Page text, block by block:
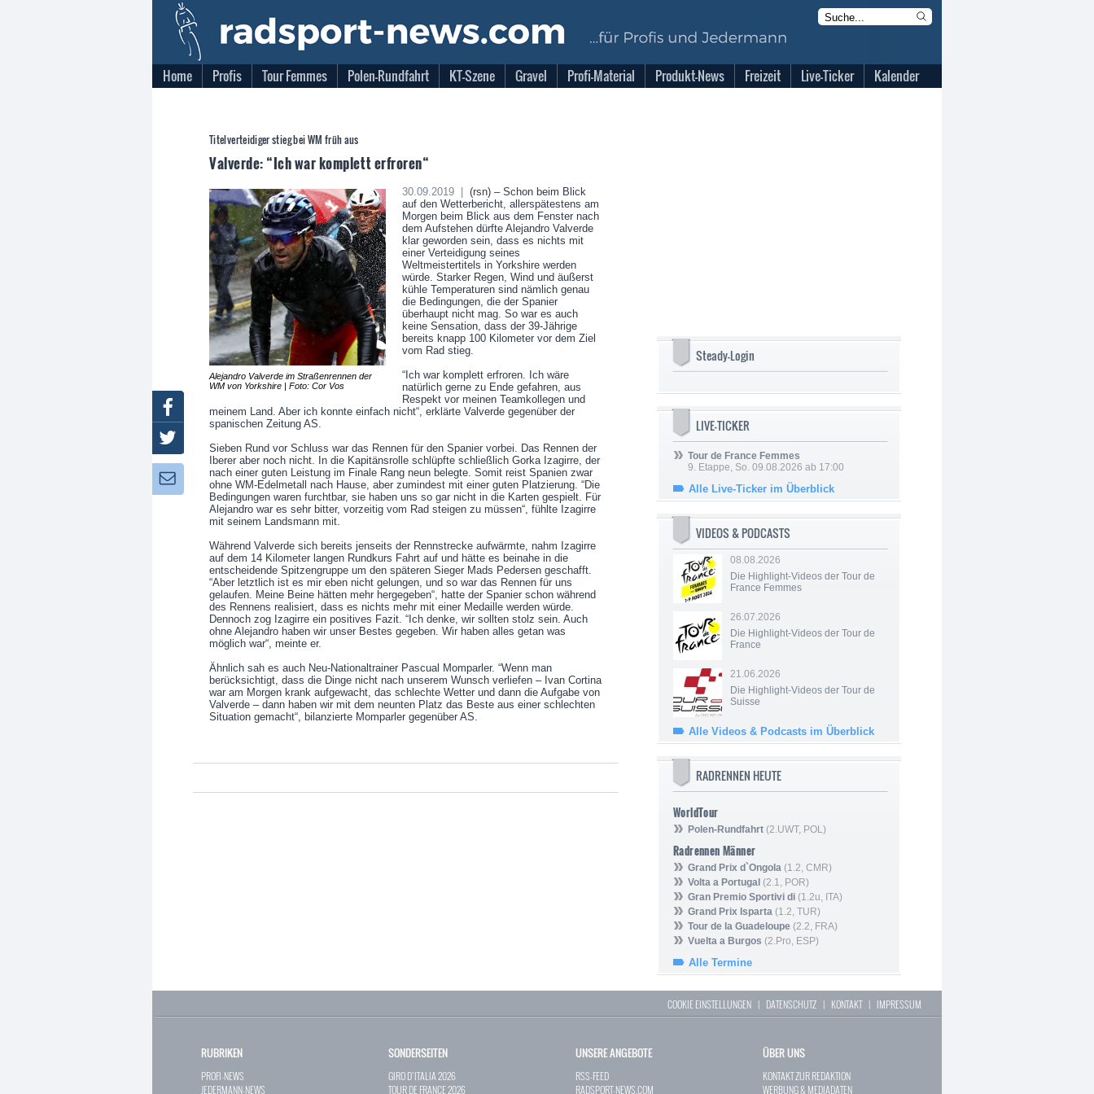
Home Profis Tour Femmes Polen-Rundfahrt KT-Szene Gravel Profi-Material Produkt-News Freizeit Live-Ticker Kalender
Titelverteidiger stieg bei WM früh aus
Valverde: “Ich war komplett erfroren“
Alejandro Valverde im Straßenrennen der
WM von Yorkshire | Foto: Cor Vos
30.09.2019 |
(rsn) – Schon beim Blick
auf den Wetterbericht, allerspätestens am
Morgen beim Blick aus dem Fenster nach
dem Aufstehen dürfte Alejandro Valverde
klar geworden sein, dass es nichts mit
einer Verteidigung seines
Weltmeistertitels in Yorkshire werden
würde. Starker Regen, Wind und äußerst
kühle Temperaturen sind nämlich genau
die Bedingungen, die der Spanier
überhaupt nicht mag. So war es auch
keine Sensation, dass der 39-Jährige
bereits knapp 100 Kilometer vor dem Ziel
vom Rad stieg.
“Ich war komplett erfroren. Ich wäre
natürlich gerne zu Ende gefahren, aus
Respekt vor meinen Teamkollegen und
meinem Land. Aber ich konnte einfach nicht“, erklärte Valverde gegenüber der
spanischen Zeitung AS.
Sieben Rund vor Schluss war das Rennen für den Spanier vorbei. Das Rennen der
Iberer aber noch nicht. In die Kapitänsrolle schlüpfte schließlich Gorka Izagirre, der
nach einer guten Leistung im Finale Rang neun belegte. Somit reist Spanien zwar
ohne WM-Edelmetall nach Hause, aber zumindest mit einer guten Platzierung. “Die
Bedingungen waren furchtbar, sie haben uns so gar nicht in die Karten gespielt. Für
Alejandro war es sehr bitter, vorzeitig vom Rad steigen zu müssen“, fühlte Izagirre
mit seinem Landsmann mit.
Während Valverde sich bereits jenseits der Rennstrecke aufwärmte, nahm Izagirre
auf dem 14 Kilometer langen Rundkurs Fahrt auf und hätte es beinahe in die
entscheidende Spitzengruppe um den späteren Sieger Mads Pedersen geschafft.
“Aber letztlich ist es mir eben nicht gelungen, und so war das Rennen für uns
gelaufen. Meine Beine hätten mehr hergegeben“, hatte der Spanier schon während
des Rennens realisiert, dass es nichts mehr mit einer Medaille werden würde.
Dennoch zog Izagirre ein positives Fazit. “Ich denke, wir sollten stolz sein. Auch
ohne Alejandro haben wir unser Bestes gegeben. Wir haben alles getan was
möglich war“, meinte er.
Ähnlich sah es auch Neu-Nationaltrainer Pascual Momparler. “Wenn man
berücksichtigt, dass die Dinge nicht nach unserem Wunsch verliefen – Ivan Cortina
war am Morgen krank aufgewacht, das schlechte Wetter und dann die Aufgabe von
Valverde – dann haben wir mit dem neunten Platz das Beste aus einer schlechten
Situation gemacht“, bilanzierte Momparler gegenüber AS.
Steady-Login
LIVE-TICKER
Tour de France Femmes
9. Etappe, So. 09.08.2026 ab 17:00
Alle Live-Ticker im Überblick
VIDEOS & PODCASTS
08.08.2026
Die Highlight-Videos der Tour de
France Femmes
26.07.2026
Die Highlight-Videos der Tour de
France
21.06.2026
Die Highlight-Videos der Tour de
Suisse
Alle Videos & Podcasts im Überblick
RADRENNEN HEUTE
WorldTour
Polen-Rundfahrt (2.UWT, POL)
Radrennen Männer
Grand Prix d`Ongola (1.2, CMR)
Volta a Portugal (2.1, POR)
Gran Premio Sportivi di (1.2u, ITA)
Grand Prix Isparta (1.2, TUR)
Tour de la Guadeloupe (2.2, FRA)
Vuelta a Burgos (2.Pro, ESP)
Alle Termine
Facebook
Newsletter:
COOKIE EINSTELLUNGEN | DATENSCHUTZ | KONTAKT| IMPRESSUM
RUBRIKEN
PROFI-NEWS
JEDERMANN-NEWS
SONDERSEITEN
GIRO D`ITALIA 2026
TOUR DE FRANCE 2026
UNSERE ANGEBOTE
RSS-FEED
RADSPORT-NEWS.COM
ÜBER UNS
KONTAKT ZUR REDAKTION
WERBUNG & MEDIADATEN